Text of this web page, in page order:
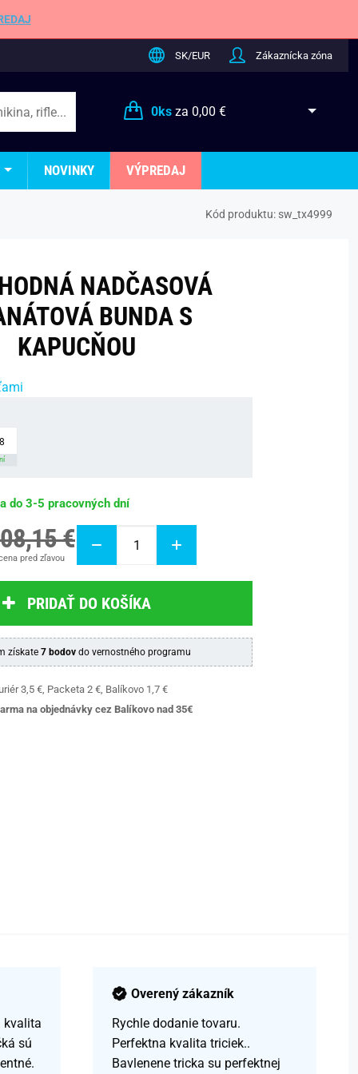
SK/EUR Zákaznícka zóna
0ksza 0,00 €
NOVINKY VÝPREDAJ
Kód produktu: sw_tx4999
NADČASOVÁ
BUNDA S
KAPUCŇOU
do 3-5 pracovných dní
€
pred zľavou
PRIDAŤ DO KOŠÍKA
získate 7 bodov do vernostného programu
3,5 €, Packeta 2 €, Balíkovo 1,7 €
na objednávky cez Balíkovo nad 35€
kvalita
sú
Overený zákazník
Rychle dodanie tovaru.
Perfektna kvalita triciek..
Bavlenene tricka su perfektnej